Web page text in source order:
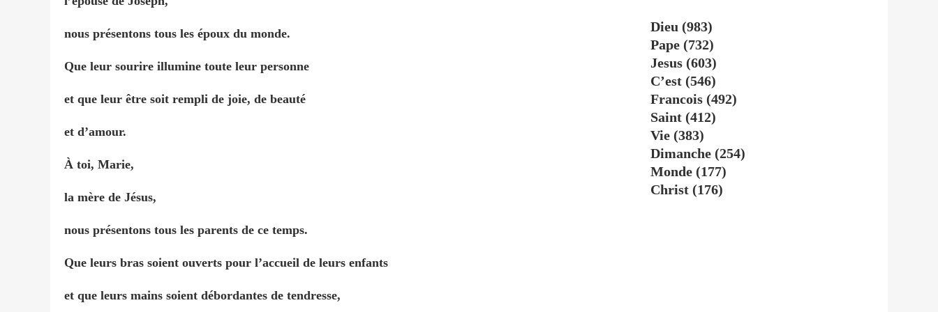
nous présentons tous les époux du monde.
Que leur sourire illumine toute leur personne
et que leur être soit rempli de joie, de beauté
et d’amour.
À toi, Marie,
la mère de Jésus,
nous présentons tous les parents de ce temps.
Que leurs bras soient ouverts pour l’accueil de leurs enfants
et que leurs mains soient débordantes de tendresse,
Dieu (983)
Pape (732)
Jesus (603)
C’est (546)
Francois (492)
Saint (412)
Vie (383)
Dimanche (254)
Monde (177)
Christ (176)